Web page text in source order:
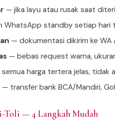
— jika layu atau rusak saat
WhatsApp standby setiap hari
— dokumentasi dikirim ke
— bebas request warna,
harga tertera jelas, tidak
— transfer bank BCA/Mandiri,
Toli — 4 Langkah Mudah